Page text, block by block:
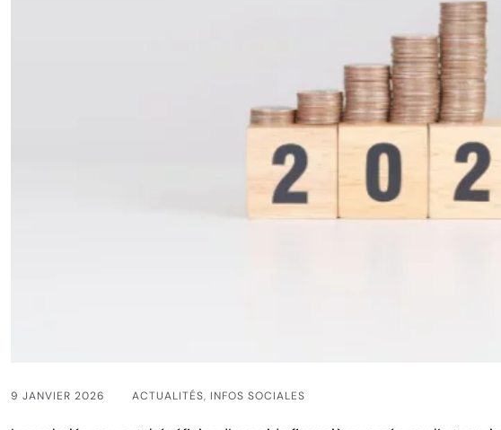
9 JANVIER 2026 ACTUALITÉS, INFOS SOCIALES